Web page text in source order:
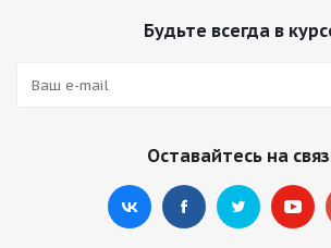
Будьте всегда в
Оставайтесь на